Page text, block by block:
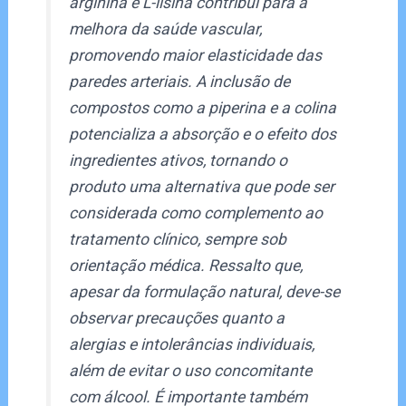
melhora da saúde vascular,
promovendo maior elasticidade das
paredes arteriais. A inclusão de
compostos como a piperina e a colina
potencializa a absorção e o efeito dos
ingredientes ativos, tornando o
produto uma alternativa que pode ser
considerada como complemento ao
tratamento clínico, sempre sob
orientação médica. Ressalto que,
apesar da formulação natural, deve-se
observar precauções quanto a
alergias e intolerâncias individuais,
além de evitar o uso concomitante
com álcool. É importante também